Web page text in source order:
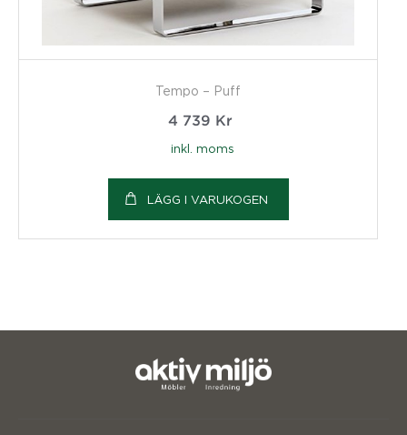
Tempo – Puff
4 739 Kr
inkl. moms
LÄGG I VARUKOGEN